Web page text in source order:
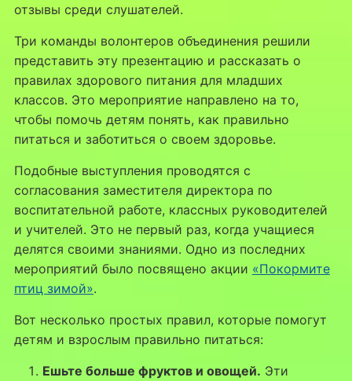
отзывы среди слушателей.
Три команды волонтеров объединения решили
представить эту презентацию и рассказать о
правилах здорового питания для младших
классов. Это мероприятие направлено на то,
чтобы помочь детям понять, как правильно
питаться и заботиться о своем здоровье.
Подобные выступления проводятся с
согласования заместителя директора по
воспитательной работе, классных руководителей
и учителей. Это не первый раз, когда учащиеся
делятся своими знаниями. Одно из последних
мероприятий было посвящено акции «Покормите
птиц зимой».
Вот несколько простых правил, которые помогут
детям и взрослым правильно питаться:
Ешьте больше фруктов и овощей. Эти